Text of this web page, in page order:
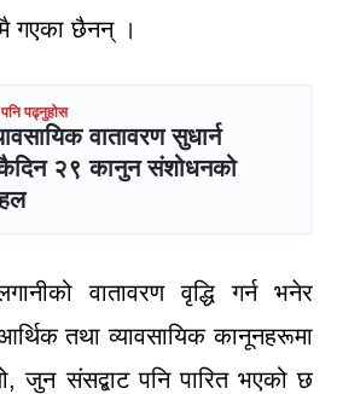
गएका छैनन् ।
पनि पढ्नुहोस
वातावरण सुधार्न
२९ कानुन संशोधनको
वातावरण वृद्धि गर्न भनेर
तथा व्यावसायिक कानूनहरूमा
जुन संसद्बाट पनि पारित भएको छ